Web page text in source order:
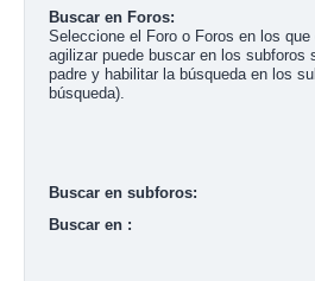
Buscar en Foros:
Seleccione el Foro o Foros en los
agilizar puede buscar en los subforos
padre y habilitar la búsqueda en los
búsqueda).
Buscar en subforos:
Buscar en :